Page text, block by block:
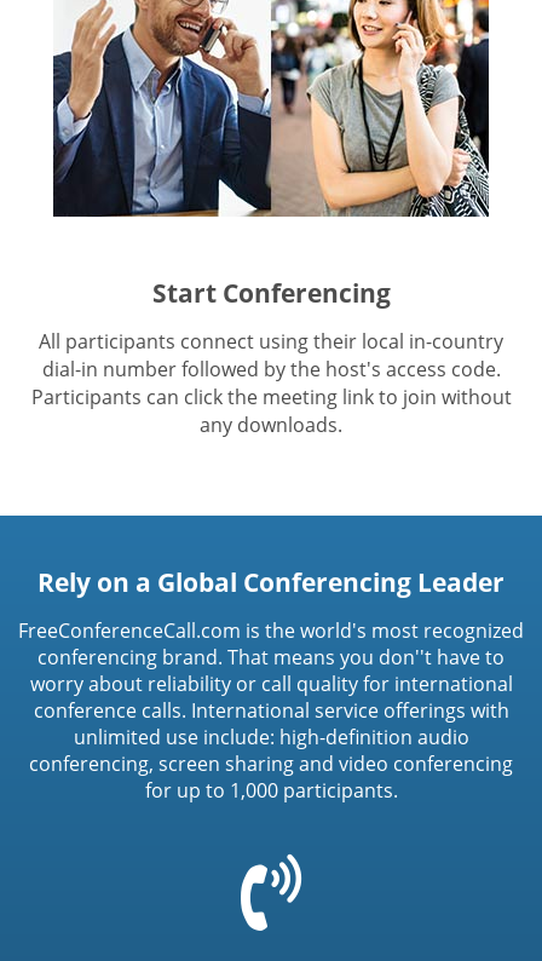
Start Conferencing
All participants connect using their local in-country
dial-in number followed by the host's access code.
Participants can click the meeting link to join without
any downloads.
Rely on a Global Conferencing Leader
FreeConferenceCall.com is the world's most recognized
conferencing brand. That means you don''t have to
worry about reliability or call quality for international
conference calls. International service offerings with
unlimited use include: high-definition audio
conferencing, screen sharing and video conferencing
for up to 1,000 participants.
t('common.phone_icon')